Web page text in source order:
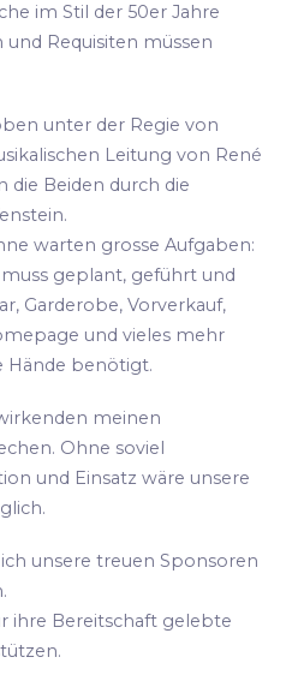
im Stil der 50er Jahre
und Requisiten müssen
unter der Regie von
Leitung von René
die Beiden durch die
warten grosse Aufgaben:
geplant, geführt und
Garderobe, Vorverkauf,
und vieles mehr
Hände benötigt.
meinen
Ohne soviel
und Einsatz wäre unsere
unsere treuen Sponsoren
ihre Bereitschaft gelebte